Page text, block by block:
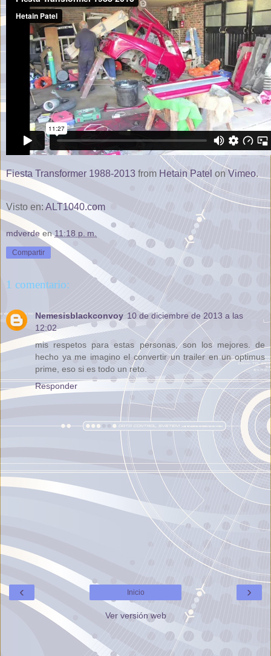
Fiesta Transformer 1988-2013 from Hetain Patel on Vimeo.
Visto en: ALT1040.com
mdverde en11:18 p. m.
Compartir
1 comentario:
Nemesisblackconvoy 10 de diciembre de 2013 a las
12:02
mis respetos para estas personas, son los mejores. de
hecho ya me imagino el convertir un trailer en un optimus
prime, eso si es todo un reto.
Responder
‹ ›
Inicio
Ver versión web